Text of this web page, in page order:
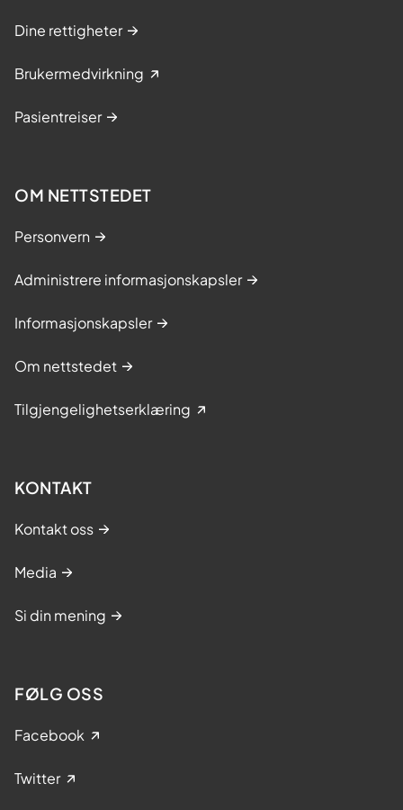
Dine rettigheter
Brukermedvirkning
Pasientreiser
OM NETTSTEDET
Personvern
Administrere informasjonskapsler
Informasjonskapsler
Om nettstedet
Tilgjengelighetserklæring
KONTAKT
Kontakt oss
Media
Si din mening
FØLG OSS
Facebook
Twitter